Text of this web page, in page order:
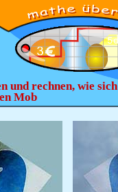
und rechnen, wie
Mob